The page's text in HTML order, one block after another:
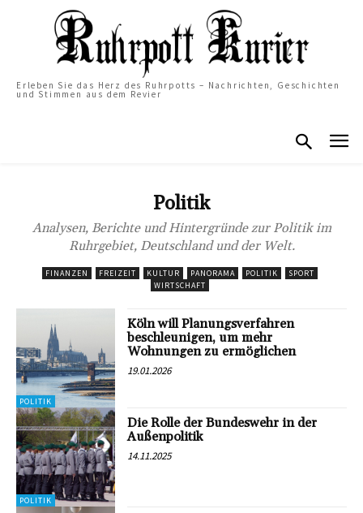
Erleben Sie das Herz des Ruhrpotts – Nachrichten, Geschichten
und Stimmen aus dem Revier
Politik
Analysen, Berichte und Hintergründe zur Politik im
Ruhrgebiet, Deutschland und der Welt.
FINANZEN FREIZEIT KULTUR PANORAMA POLITIK
SPORT
WIRTSCHAFT
POLITIK
Köln will Planungsverfahren
beschleunigen, um mehr
Wohnungen zu ermöglichen
19.01.2026
POLITIK
Die Rolle der Bundeswehr in der
Außenpolitik
14.11.2025